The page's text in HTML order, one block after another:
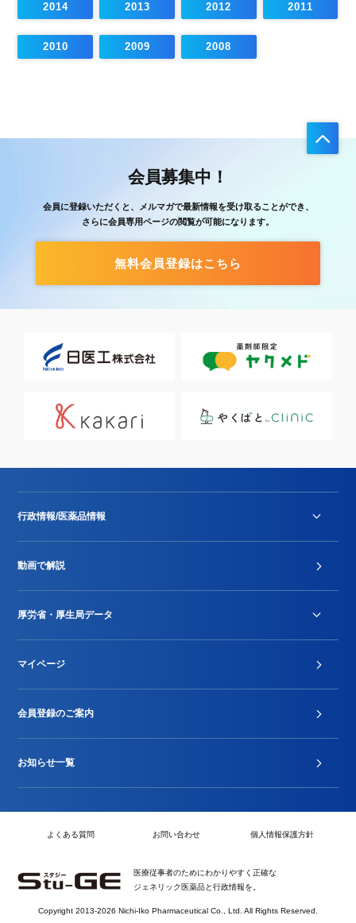
2014 2013 2012 2011
2010 2009 2008
会員募集中！
会員に登録いただくと、メルマガで最新情報を受け取ることができ、
さらに会員専用ページの閲覧が可能になります。
無料会員登録はこちら
行政情報/医薬品情報
Stu-GEレポート
動画で解説
厚労省・厚生局データ
2024年度新設項目届出状況
マイページ
会員登録のご案内
お知らせ一覧
よくある質問 お問い合わせ 個人情報保護方針
医療従事者のためにわかりやすく正確な
ジェネリック医薬品と行政情報を。
Copyright 2013-2026 Nichi-Iko Pharmaceutical Co., Ltd. All Rights Reserved.